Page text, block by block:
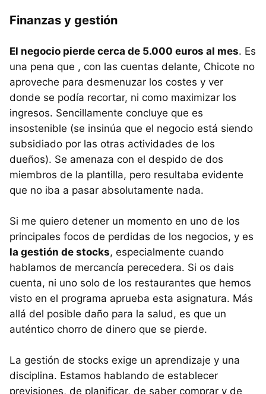
Finanzas y gestión
El negocio pierde cerca de 5.000 euros al mes. Es
una pena que , con las cuentas delante, Chicote no
aproveche para desmenuzar los costes y ver
donde se podía recortar, ni como maximizar los
ingresos. Sencillamente concluye que es
insostenible (se insinúa que el negocio está siendo
subsidiado por las otras actividades de los
dueños). Se amenaza con el despido de dos
miembros de la plantilla, pero resultaba evidente
que no iba a pasar absolutamente nada.
Si me quiero detener un momento en uno de los
principales focos de perdidas de los negocios, y es
la gestión de stocks, especialmente cuando
hablamos de mercancía perecedera. Si os dais
cuenta, ni uno solo de los restaurantes que hemos
visto en el programa aprueba esta asignatura. Más
allá del posible daño para la salud, es que un
auténtico chorro de dinero que se pierde.
La gestión de stocks exige un aprendizaje y una
disciplina. Estamos hablando de establecer
previsiones, de planificar, de saber comprar y de